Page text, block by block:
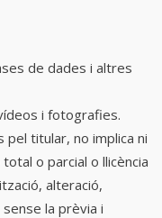
de dades i altres
i fotografies.
pel titular, no implica ni
o parcial o llicència
alteració,
la prèvia i